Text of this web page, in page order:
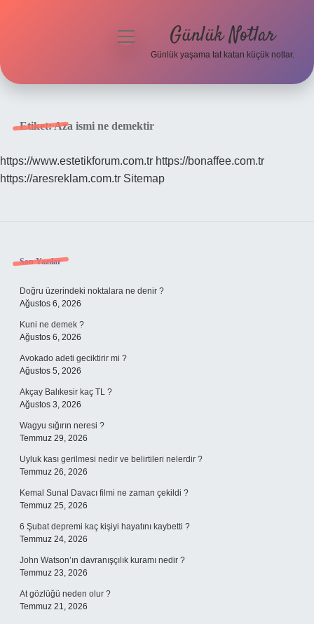
Hakkımızda
menüyü
Günlük Notlar
Günlük yaşama tat katan küçük notlar.
Etiket:Aza ismi ne demektir
https://www.estetikforum.com.tr https://bonaffee.com.tr
https://aresreklam.com.tr Sitemap
Sidebar
Son Yazılar
Doğru üzerindeki noktalara ne denir ?
Ağustos 6, 2026
Kuni ne demek ?
Ağustos 6, 2026
Avokado adeti geciktirir mi ?
Ağustos 5, 2026
Akçay Balıkesir kaç TL ?
Ağustos 3, 2026
Wagyu sığırın neresi ?
Temmuz 29, 2026
Uyluk kası gerilmesi nedir ve belirtileri nelerdir ?
Temmuz 26, 2026
Kemal Sunal Davacı filmi ne zaman çekildi ?
Temmuz 25, 2026
6 Şubat depremi kaç kişiyi hayatını kaybetti ?
Temmuz 24, 2026
John Watson’ın davranışçılık kuramı nedir ?
Temmuz 23, 2026
At gözlüğü neden olur ?
Temmuz 21, 2026